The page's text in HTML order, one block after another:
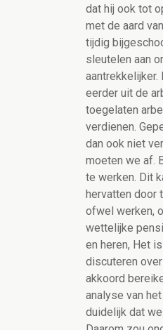
dat hij ook tot
met de aard
tijdig
sleutelen aan
eerder uit de
toegelaten
verdienen.
dan ook niet
moeten we af.
te werken. Dit
hervatten door
ofwel werken,
wettelijke
en heren, Het
discuteren
akkoord
analyse van
duidelijk dat